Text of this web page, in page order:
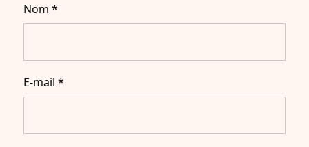
Nom *
E-mail *